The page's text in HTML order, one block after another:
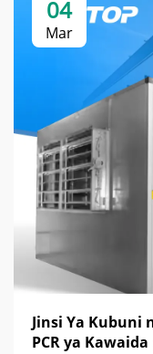
04
Mar
Jinsi Ya Kubuni
PCR ya Kawaida